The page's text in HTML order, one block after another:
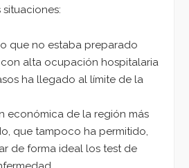
que no estaba preparado
con alta ocupación hospitalaria
ha llegado al límite de la
económica de la región más
que tampoco ha permitido,
de forma ideal los test de